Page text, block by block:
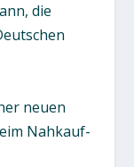
die
neuen
Nahkauf-